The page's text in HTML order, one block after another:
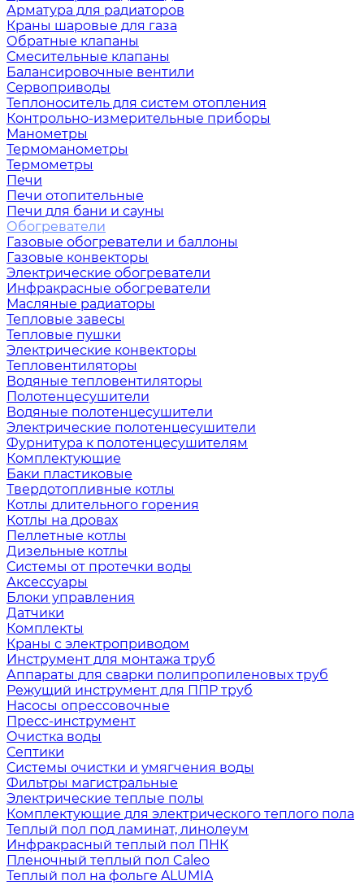
Арматура для радиаторов
Краны шаровые для газа
Обратные клапаны
Смесительные клапаны
Балансировочные вентили
Сервоприводы
Теплоноситель для систем отопления
Контрольно-измерительные приборы
Манометры
Термоманометры
Термометры
Печи
Печи отопительные
Печи для бани и сауны
Обогреватели
Газовые обогреватели и баллоны
Газовые конвекторы
Электрические обогреватели
Инфракрасные обогреватели
Масляные радиаторы
Тепловые завесы
Тепловые пушки
Электрические конвекторы
Тепловентиляторы
Водяные тепловентиляторы
Полотенцесушители
Водяные полотенцесушители
Электрические полотенцесушители
Фурнитура к полотенцесушителям
Комплектующие
Баки пластиковые
Твердотопливные котлы
Котлы длительного горения
Котлы на дровах
Пеллетные котлы
Дизельные котлы
Системы от протечки воды
Аксессуары
Блоки управления
Датчики
Комплекты
Краны с электроприводом
Инструмент для монтажа труб
Аппараты для сварки полипропиленовых труб
Режущий инструмент для ППР труб
Насосы опрессовочные
Пресс-инструмент
Очистка воды
Септики
Системы очистки и умягчения воды
Фильтры магистральные
Электрические теплые полы
Комплектующие для электрического теплого пола
Теплый пол под ламинат, линолеум
Инфракрасный теплый пол ПНК
Пленочный теплый пол Caleo
Теплый пол на фольге ALUMIA